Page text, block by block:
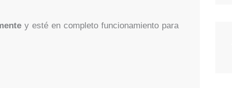
y esté en completo funcionamiento para